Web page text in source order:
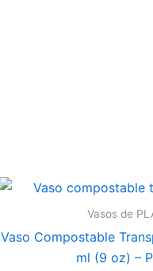
Vasos de
Vaso Compostable
ml (9 oz) –